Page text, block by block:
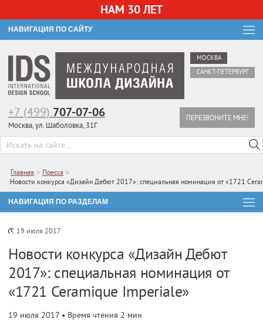
НАМ 30 ЛЕТ
НАВИГАЦИЯ ПО САЙТУ
МОСКВА
САНКТ-ПЕТЕРБУРГ
ПЕРЕЗВОНИТЕ МНЕ!
+7 (499) 707-07-06
Москва, ул. Шаболовка, 31Г
Главная > Пресса >
Новости конкурса «Дизайн Дебют 2017»: специальная номинация от «1721
19 июля 2017
Новости конкурса «Дизайн Дебют
2017»: специальная номинация от
«1721 Ceramique Imperiale»
19 июля 2017 • Время чтения 2 мин
НАВИГАЦИЯ ПО РАЗДЕЛАМ